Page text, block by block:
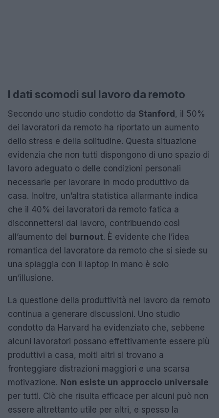
I dati scomodi sul lavoro da remoto
Secondo uno studio condotto da Stanford , il 50%
dei lavoratori da remoto ha riportato un aumento
dello stress e della solitudine. Questa situazione
evidenzia che non tutti dispongono di uno spazio di
lavoro adeguato o delle condizioni personali
necessarie per lavorare in modo produttivo da
casa. Inoltre, un’altra statistica allarmante indica
che il 40% dei lavoratori da remoto fatica a
disconnettersi dal lavoro, contribuendo così
all’aumento del
burnout. È evidente che l’idea
romantica del lavoratore da remoto che si siede su
una spiaggia con il laptop in mano è solo
un’illusione.
La questione della produttività nel lavoro da remoto
continua a generare discussioni. Uno studio
condotto da Harvard ha evidenziato che, sebbene
alcuni lavoratori possano effettivamente essere più
produttivi a casa, molti altri si trovano a
fronteggiare distrazioni maggiori e una scarsa
motivazione. Non esiste un approccio universale
per tutti. Ciò che risulta efficace per alcuni può non
essere altrettanto utile per altri, e spesso la